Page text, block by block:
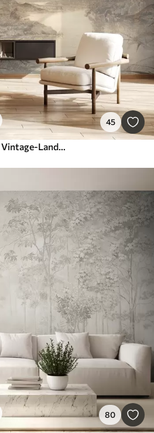
45
Fototapeten Texturierte Vintage-Landschaft mit einem Baum in der Nähe von Fluss und einem bewölkten Himmel, Natur Kunst in Sepia-Tönen
80